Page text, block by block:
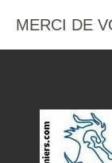
MERCI DE